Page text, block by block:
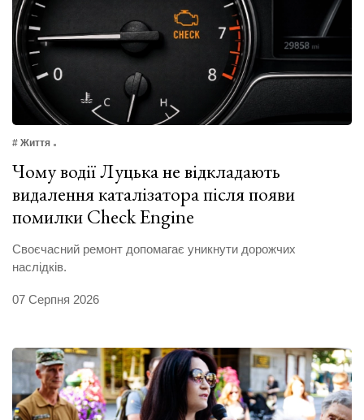
# Життя
Чому водії Луцька не відкладають
видалення каталізатора після появи
помилки Check Engine
Своєчасний ремонт допомагає уникнути дорожчих
наслідків.
07 Серпня 2026